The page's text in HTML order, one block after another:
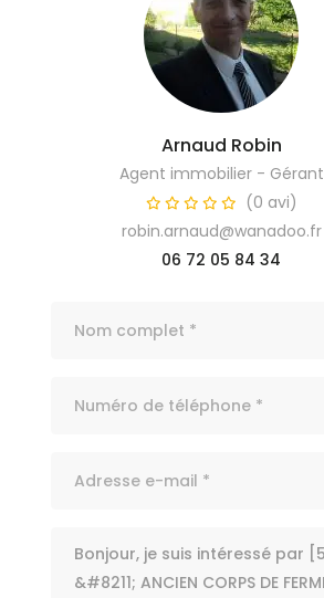
Arnaud Robin
Agent immobilier - Gérant
(0 avi)
robin.arnaud@wanadoo.fr
06 72 05 84 34